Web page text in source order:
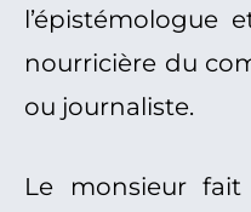
l’épistémologue
nourricière du
ou journaliste.
Le monsieur